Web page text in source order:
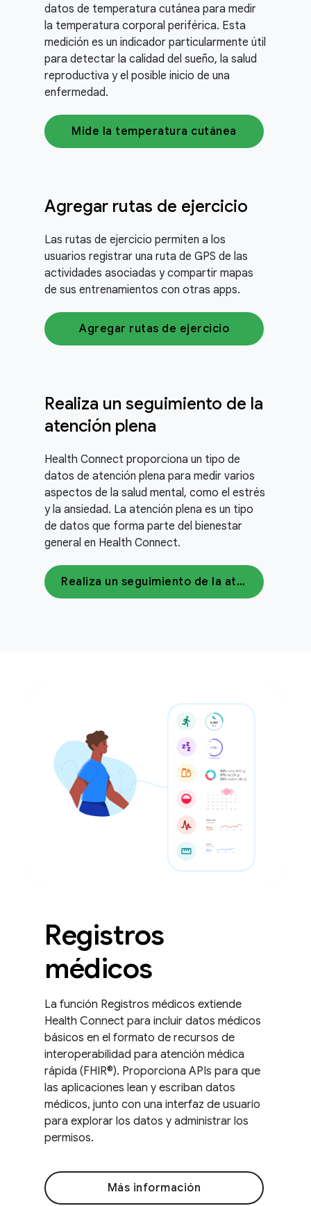
datos de temperatura cutánea para medir
la temperatura corporal periférica. Esta
medición es un indicador particularmente útil
para detectar la calidad del sueño, la salud
reproductiva y el posible inicio de una
enfermedad.
Mide la temperatura cutánea
Agregar rutas de ejercicio
Las rutas de ejercicio permiten a los
usuarios registrar una ruta de GPS de las
actividades asociadas y compartir mapas
de sus entrenamientos con otras apps.
Agregar rutas de ejercicio
Realiza un seguimiento de la
atención plena
Health Connect proporciona un tipo de
datos de atención plena para medir varios
aspectos de la salud mental, como el estrés
y la ansiedad. La atención plena es un tipo
de datos que forma parte del bienestar
general en Health Connect.
Realiza un seguimiento de la atención plena
Registros
médicos
La función Registros médicos extiende
Health Connect para incluir datos médicos
básicos en el formato de recursos de
interoperabilidad para atención médica
rápida (FHIR®). Proporciona APIs para que
las aplicaciones lean y escriban datos
médicos, junto con una interfaz de usuario
para explorar los datos y administrar los
permisos.
Más información